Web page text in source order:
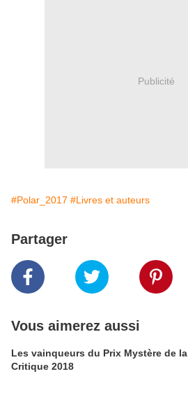
Publicité
#Polar_2017 #Livres et auteurs
Partager
Vous aimerez aussi
Les vainqueurs du Prix Mystère de la
Critique 2018